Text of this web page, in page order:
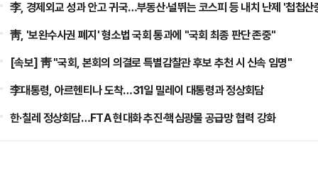
李, 경제외교 성과 안고 귀국…부동산·널뛰는 코스피 등 내치 난제 '첩첩산
靑, '보완수사권 폐지' 형소법 국회 통과에 "국회 최종 판단 존중"
[속보] 靑 "국회, 본회의 의결로 특별감찰관 후보 추천 시 신속 임명"
李대통령, 아르헨티나 도착…31일 밀레이 대통령과 정상회담
한·칠레 정상회담…FTA 현대화 추진·핵심광물 공급망 협력 강화